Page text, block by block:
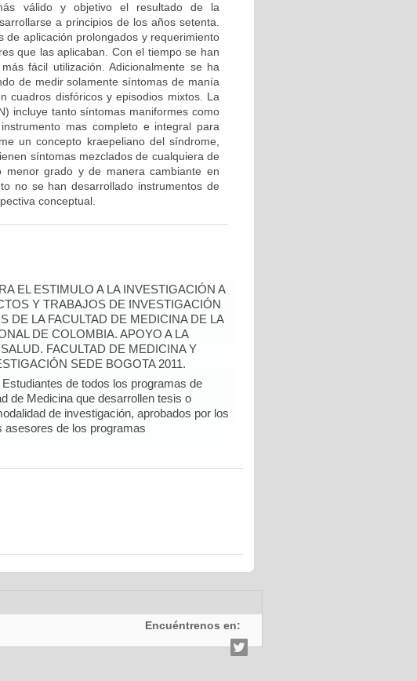
válido y objetivo el resultado de la
a principios de los años setenta.
de aplicación prolongados y requerimiento
que las aplicaban. Con el tiempo se han
fácil utilización. Adicionalmente se ha
de medir solamente síntomas de manía
cuadros disfóricos y episodios mixtos. La
incluye tanto síntomas maniformes como
mas completo e integral para
un concepto kraepeliano del síndrome,
síntomas mezclados de cualquiera de
grado y de manera cambiante en
no se han desarrollado instrumentos de
conceptual.
EL ESTIMULO A LA INVESTIGACIÓN A
Y TRABAJOS DE INVESTIGACIÓN
DE LA FACULTAD DE MEDICINA DE LA
DE COLOMBIA. APOYO A LA
FACULTAD DE MEDICINA Y
SEDE BOGOTA 2011.
de todos los programas de
de Medicina que desarrollen tesis o
de investigación, aprobados por los
de los programas
Encuéntrenos en: